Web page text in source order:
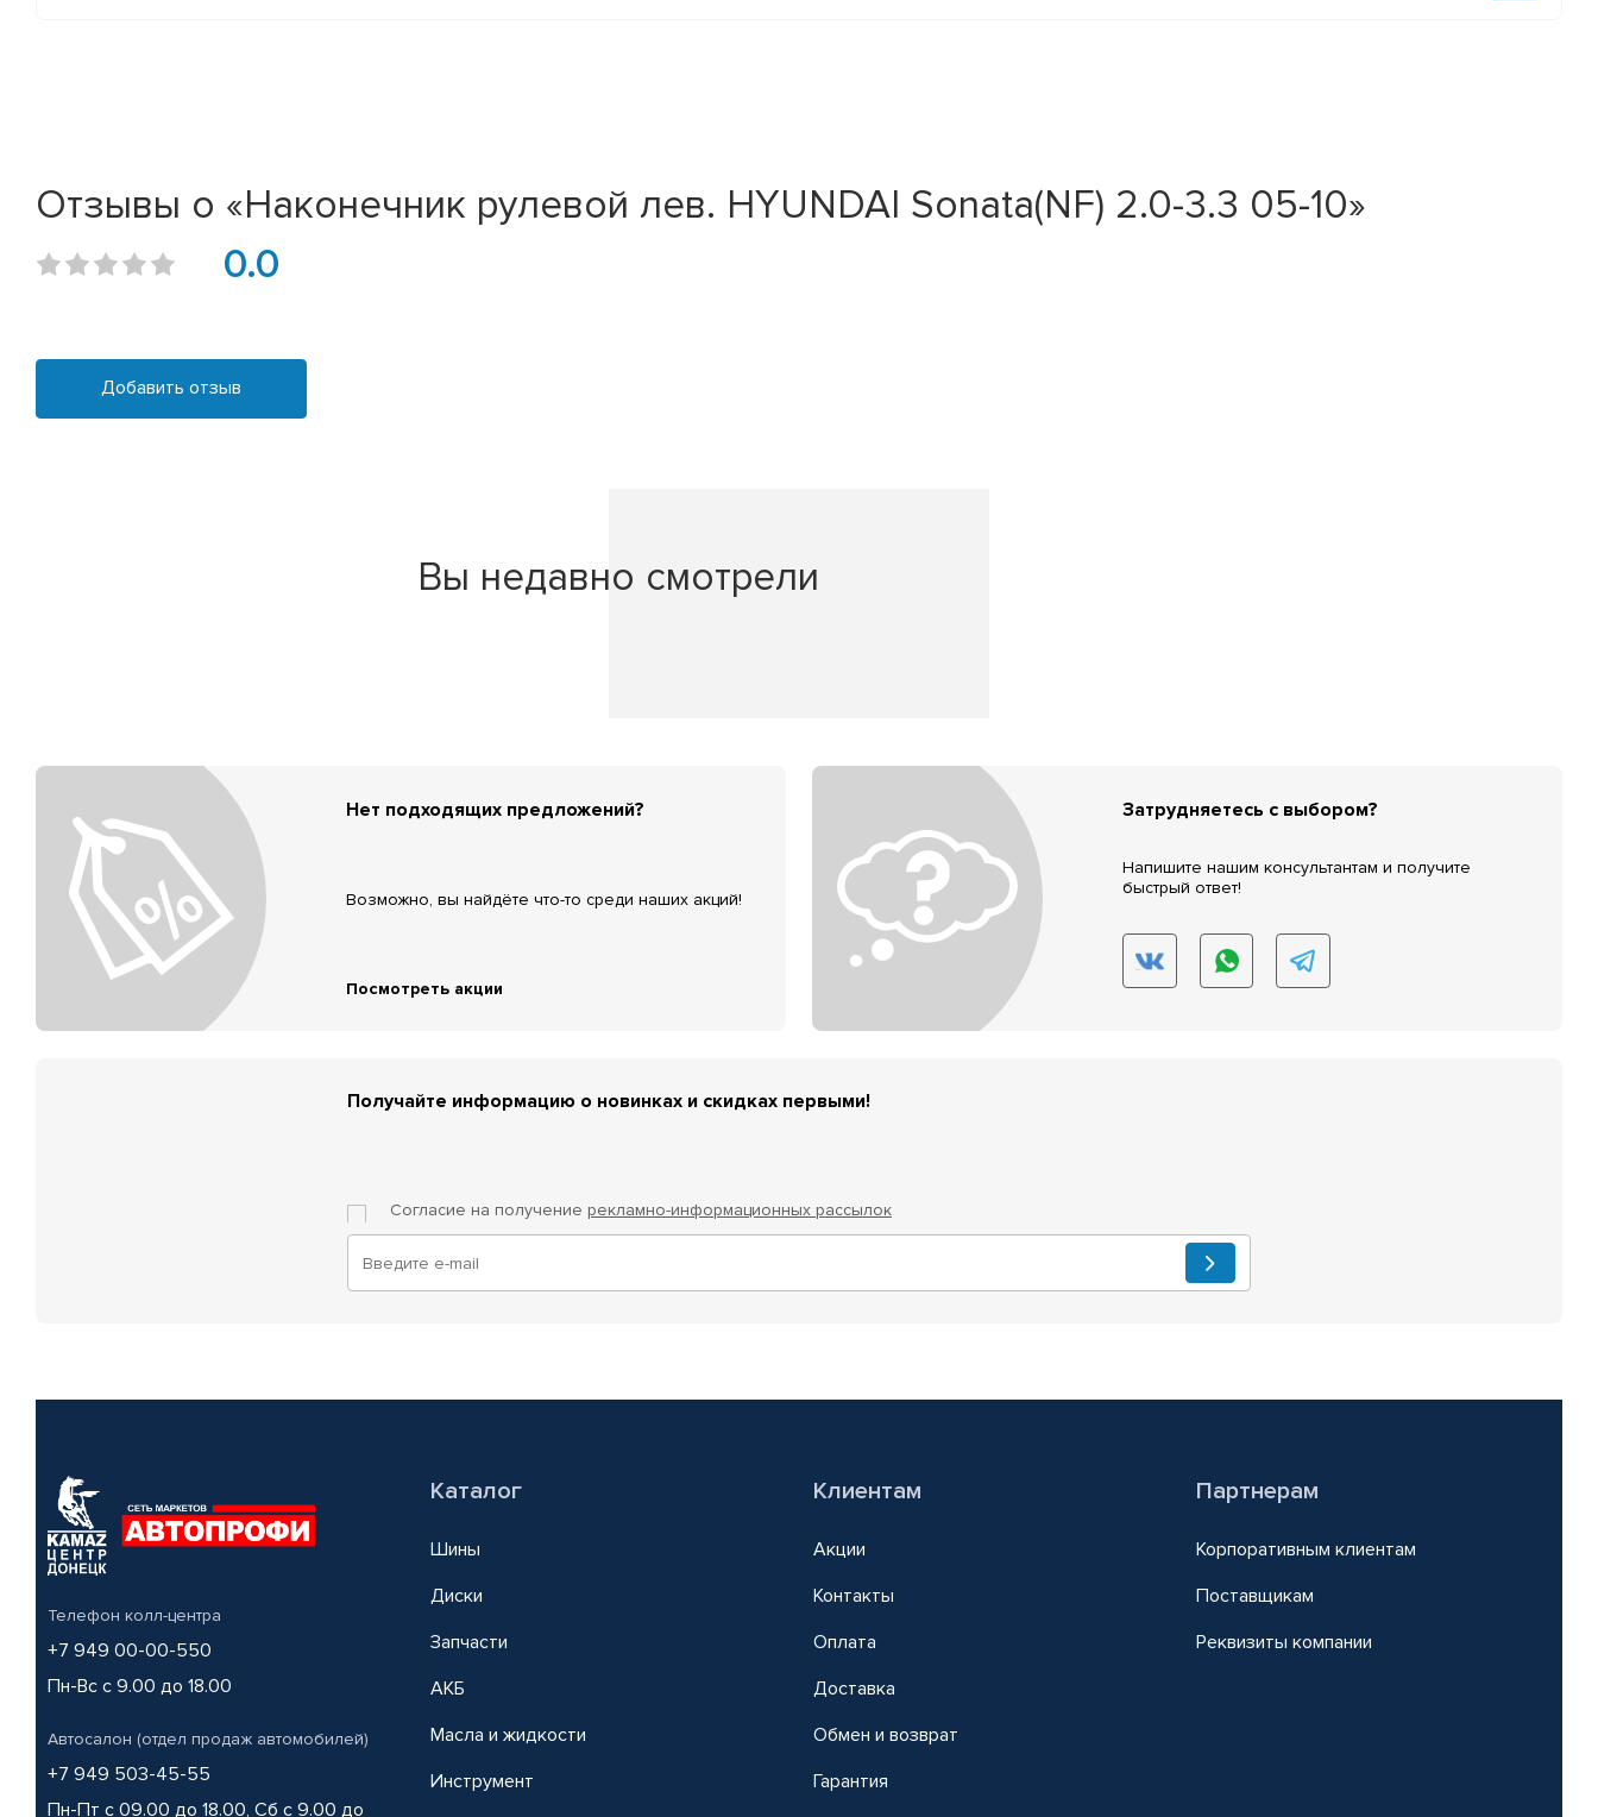
Отзывы о «Наконечник рулевой лев. HYUNDAI Sonata(NF) 2.0-3.3 05-10»
0.0
Добавить отзыв
Вы недавно смотрели
Нет подходящих предложений?
Возможно, вы найдёте что-то среди наших акций!
Посмотреть акции
Затрудняетесь с выбором?
Напишите нашим консультантам и получите
быстрый ответ!
Получайте информацию о новинках и скидках первыми!
Согласие на получение рекламно-информационных рассылок
Телефон колл-центра
+7 949 00-00-550
Пн-Вс с 9.00 до 18.00
Автосалон (отдел продаж автомобилей)
+7 949 503-45-55
Пн-Пт с 09.00 до 18.00, Сб с 9.00 до
Каталог
Шины
Диски
Запчасти
АКБ
Масла и жидкости
Инструмент
Клиентам
Акции
Контакты
Оплата
Доставка
Обмен и возврат
Гарантия
Партнерам
Корпоративным клиентам
Поставщикам
Реквизиты компании